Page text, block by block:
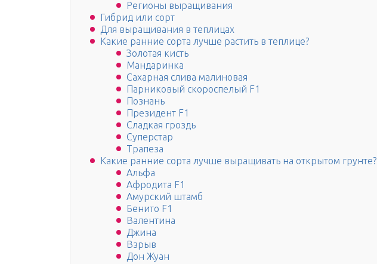
Регионы выращивания
Гибрид или сорт
Для выращивания в теплицах
Какие ранние сорта лучше растить в теплице?
Золотая кисть
Мандаринка
Сахарная слива малиновая
Парниковый скороспелый F1
Познань
Президент F1
Сладкая гроздь
Суперстар
Трапеза
Какие ранние сорта лучше выращивать на открытом грунте?
Альфа
Афродита F1
Амурский штамб
Бенито F1
Валентина
Джина
Взрыв
Дон Жуан